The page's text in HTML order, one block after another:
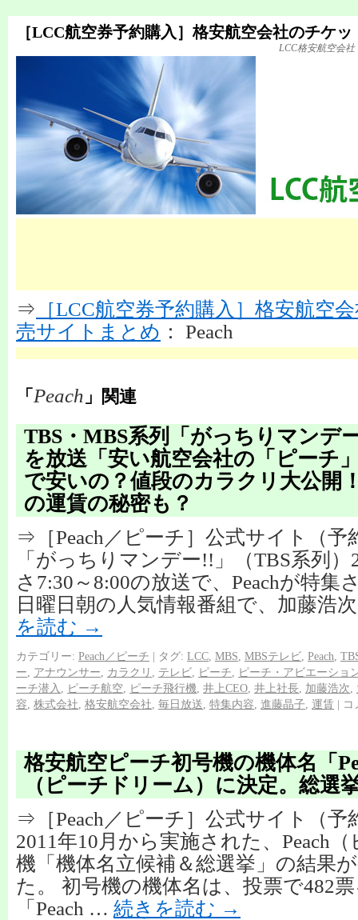
［LCC航空券予約購入］格安航空会社のチケ
LCC格安航空会
⇒ ［LCC航空券予約購入］格安航空
売サイトまとめ ： Peach
「 Peach 」関連
TBS・MBS系列「がっちりマンデ
を放送「安い航空会社の「ピーチ
で安いの？値段のカラクリ大公開
の運賃の秘密も？
⇒［Peach／ピーチ］公式サイト（予
「がっちりマンデー!!」（TBS系列）
さ7:30～8:00の放送で、Peachが特集
日曜日朝の人気情報番組で、加藤浩
を読む →
カテゴリー: Peach／ピーチ | タグ: LCC MBS MBSテレビ Peach
ー
アナウンサー カラクリ テレビ ピーチ
ピーチ・アビエーショ
ーチ潜入
ピーチ航空 ピーチ飛行機 井上CEO 井上社長 加藤浩次
容 株式会社 格安航空会社 毎日放送 特集内容 進藤晶子 運賃 | コ
格安航空ピーチ初号機の機体名「
（ピーチドリーム）に決定。総選
⇒［Peach／ピーチ］公式サイト（予
2011年10月から実施された、Peach
機「機体名立候補＆総選挙」の結果
た。 初号機の機体名は、投票で482
「Peach … 続きを読む →